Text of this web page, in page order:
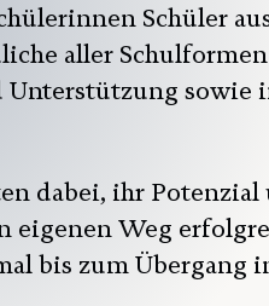
Schüler
aller Schulformen
Unterstützung
dabei, ihr Potenzial
eigenen Weg
bis zum Übergang